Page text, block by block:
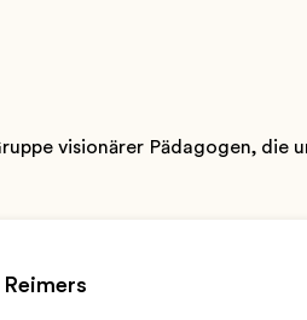
visionärer Pädagogen,